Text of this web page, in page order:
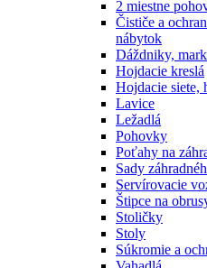
2 miestne
Čističe a
nábytok
Dáždniky,
Hojdacie kreslá
Hojdacie siete,
Lavice
Ležadlá
Pohovky
Poťahy na
Sady
Servírovacie
Štipce na
Stoličky
Stoly
Súkromie a